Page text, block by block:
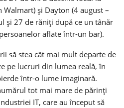
și Dayton (4 august –
și 27 de răniți după ce un tânăr
aflate într-un bar).
să stea cât mai mult departe de
pe lucruri din lumea reală, în
într-o lume imaginară.
tot mai mare de părinți
IT, care au început să